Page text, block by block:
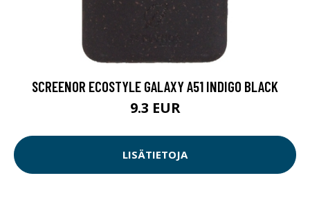
SCREENOR ECOSTYLE GALAXY A51 INDIGO BLACK
9.3 EUR
LISÄTIETOJA